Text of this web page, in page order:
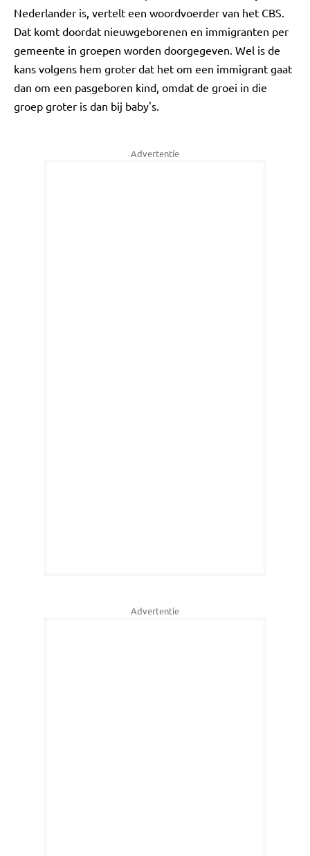
Nederlander is, vertelt een woordvoerder van het CBS.
Dat komt doordat nieuwgeborenen en immigranten per
gemeente in groepen worden doorgegeven. Wel is de
kans volgens hem groter dat het om een immigrant gaat
dan om een pasgeboren kind, omdat de groei in die
groep groter is dan bij baby's.
Advertentie
Advertentie